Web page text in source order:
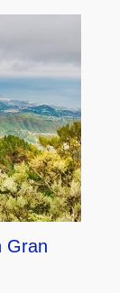
Gran